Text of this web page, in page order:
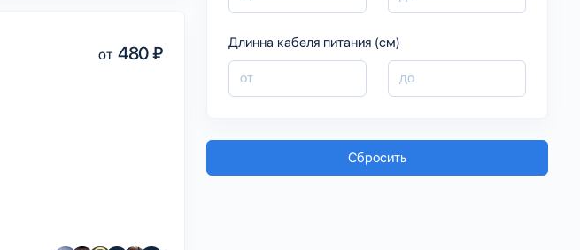
от 480 ₽ Длинна кабеля питания (см)
Сбросить